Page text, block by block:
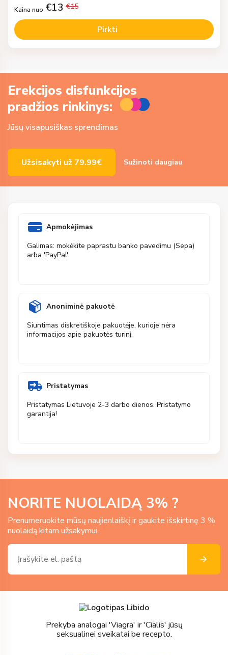
Kaina nuo €13 €15
Pirkti
Erekcijos disfunkcijos
pradžios rinkinys:
Jūsų visapusiškas sprendimas
Užsisakyti už 79.99€ Sužinoti daugiau
Apmokėjimas
Galimas: mokėkite paprastu banko pavedimu (Sepa)
arba 'PayPal'.
Anoniminė pakuotė
Siuntimas diskretiškoje pakuotėje, kurioje nėra
informacijos apie pakuotės turinį.
Pristatymas
Pristatymas Lietuvoje 2-3 darbo dienos. Pristatymo
garantija!
NORITE NUOLAIDĄ 3% ?
Prenumeruokite mūsų naujienlaiškį ir gaukite išskirtinę 3 %
nuolaidą kitam užsakymui.
Prekyba analogai 'Viagra' ir 'Cialis' jūsų
seksualinei sveikatai be recepto.